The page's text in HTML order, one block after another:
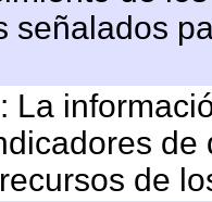
señalados
La
de
de